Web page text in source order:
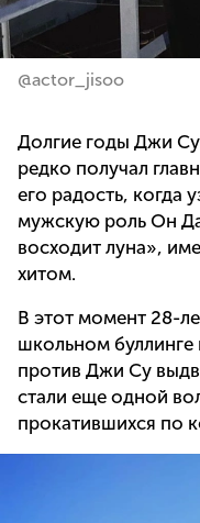
@actor_jisoo
Долгие годы Джи
редко получал
его радость, когда
мужскую роль Он
восходит луна»,
хитом.
В этот момент 28-
школьном буллинге
против Джи Су
стали еще одной
прокатившихся по